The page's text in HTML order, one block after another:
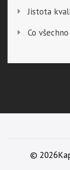
Jistota
Co
©